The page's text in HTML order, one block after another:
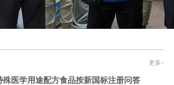
更多>
殊医学用途配方食品按新国标注册问答